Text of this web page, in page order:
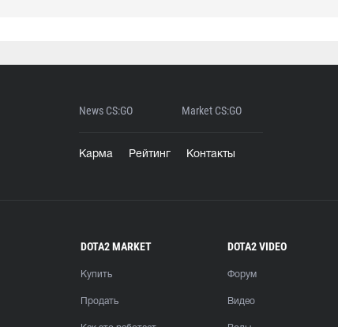
News CS:GO Market CS:GO
Карма Рейтинг Контакты
DOTA2 MARKET
Купить
Продать
DOTA2 VIDEO
Форум
Видео